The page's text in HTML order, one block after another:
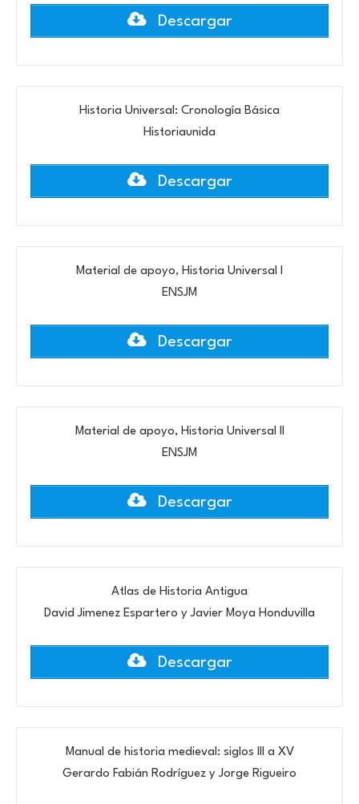
Descargar
Historia Universal: Cronología Básica
Historiaunida
Descargar
Material de apoyo, Historia Universal I
ENSJM
Descargar
Material de apoyo, Historia Universal II
ENSJM
Descargar
Atlas de Historia Antigua
David Jimenez Espartero y Javier Moya Honduvilla
Descargar
Manual de historia medieval: siglos III a XV
Gerardo Fabián Rodríguez y Jorge Rigueiro